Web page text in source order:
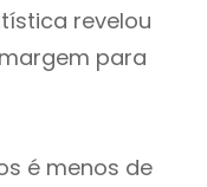
revelou
para
é menos de